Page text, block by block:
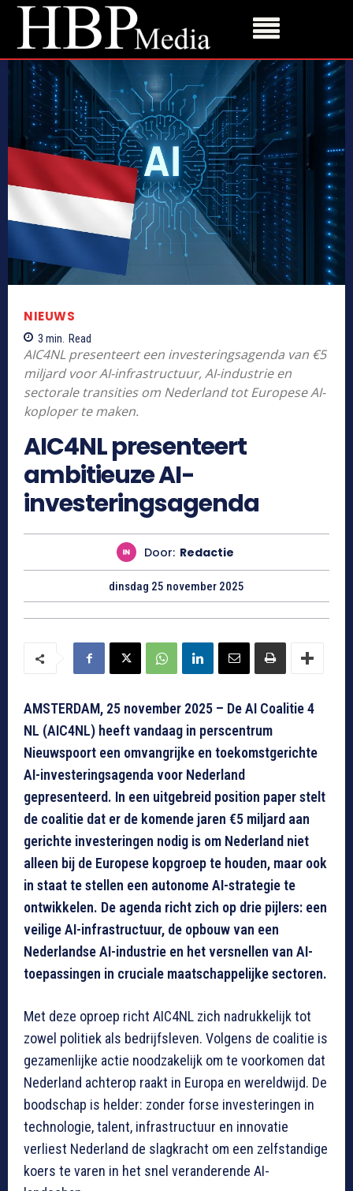
NIEUWS
3 min. Read
AIC4NL presenteert een investeringsagenda van €5
miljard voor AI-infrastructuur, AI-industrie en
sectorale transities om Nederland tot Europese AI-
koploper te maken.
AIC4NL presenteert
ambitieuze AI-
investeringsagenda
Door: Redactie
dinsdag 25 november 2025
AMSTERDAM, 25 november 2025 – De AI Coalitie 4
NL (AIC4NL) heeft vandaag in perscentrum
Nieuwspoort een omvangrijke en toekomstgerichte
AI-investeringsagenda voor Nederland
gepresenteerd. In een uitgebreid position paper stelt
de coalitie dat er de komende jaren €5 miljard aan
gerichte investeringen nodig is om Nederland niet
alleen bij de Europese kopgroep te houden, maar ook
in staat te stellen een autonome AI-strategie te
ontwikkelen. De agenda richt zich op drie pijlers: een
veilige AI-infrastructuur, de opbouw van een
Nederlandse AI-industrie en het versnellen van AI-
toepassingen in cruciale maatschappelijke sectoren.
Met deze oproep richt AIC4NL zich nadrukkelijk tot
zowel politiek als bedrijfsleven. Volgens de coalitie is
gezamenlijke actie noodzakelijk om te voorkomen dat
Nederland achterop raakt in Europa en wereldwijd. De
boodschap is helder: zonder forse investeringen in
technologie, talent, infrastructuur en innovatie
verliest Nederland de slagkracht om een zelfstandige
koers te varen in het snel veranderende AI-